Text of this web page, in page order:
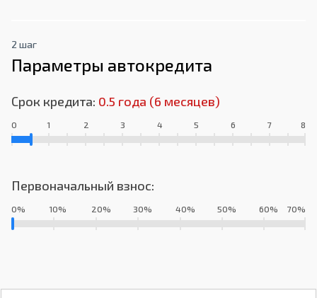
2 шаг
Параметры автокредита
Срок кредита: 0.5 года (6 месяцев)
0 1 2 3 4 5 6 7
Первоначальный взнос:
0% 10% 20% 30% 40% 50% 60%